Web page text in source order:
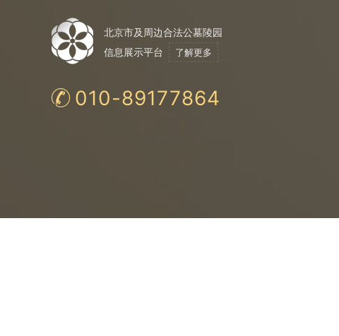
北京市及周边合法公墓陵园
信息展示平台
了解更多
010-89177864